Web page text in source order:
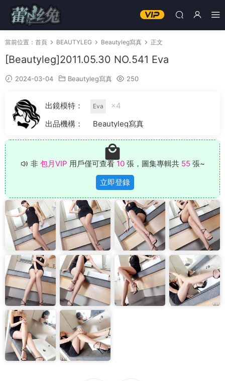
當前位置： 首頁 BEAUTYLEG Beautyleg寫真 正文
[Beautyleg]2011.05.30 NO.541 Eva
2024-03-04 Beautyleg寫真 250
出鏡模特： Eva
×4
出品機構：
Beautyleg寫真
非 包月VIP 用戶僅可查看 10張，圖集專輯共 55 張~
立即登錄